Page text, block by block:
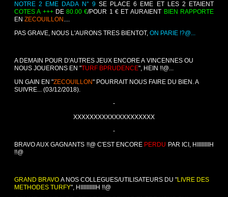
NOTRE 2 EME DADA N° 9SE PLACE 6 EME ET LES 2 ETAIENT
COTES A +++ DE80.00 €/POUR 1 € ET AURAIENT BIEN RAPPORTE
EN ZECOUILLON ....
PAS GRAVE, NOUS L'AURONS TRES BIENTOT, ON PARIE !?@...
A DEMAIN POUR D'AUTRES JEUX ENCORE A VINCENNES OU
NOUS JOUERONS EN "TURF BPRUDENCE", HEIN !!@...
UN GAIN EN "ZECOUILLON" POURRAIT NOUS FAIRE DU BIEN. A
SUIVRE... (03/12/2018).
-
XXXXXXXXXXXXXXXXXXXX
-
BRAVO AUX GAGNANTS !!@ C'EST ENCORE PERDU PAR ICI, HIIIIIIIIH
!!@
GRAND BRAVO A NOS COLLEGUES/UTILISATEURS DU "LIVRE DES
METHODES TURFY", HIIIIIIIIIIH !!@